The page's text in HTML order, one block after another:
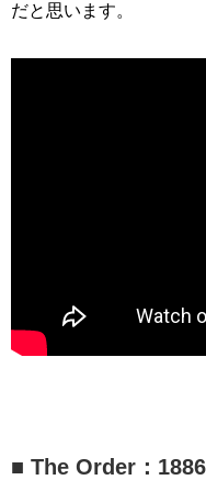
だと思います。
■ The Order：1886